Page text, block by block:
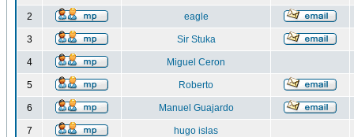
2 eagle
3 Sir Stuka
4 Miguel Ceron
5 Roberto
6 Manuel Guajardo
7 hugo islas